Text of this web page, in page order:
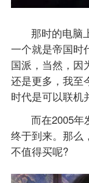
那时的电脑
一个就是帝国时
国派，当然，因
还是更多，我至
时代是可以联机
而在2005年
终于到来。那么
不值得买呢?